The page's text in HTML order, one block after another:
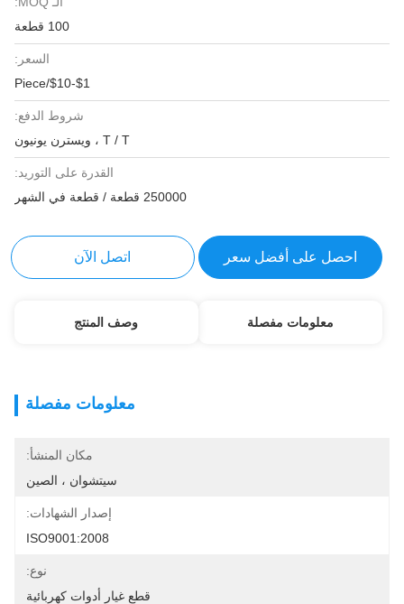
100 قطعة
السعر:
$1-$10/Piece
شروط الدفع:
T / T ، ويسترن يونيون
القدرة على التوريد:
250000 قطعة / قطعة في الشهر
احصل على أفضل سعر اتصل الآن
معلومات مفصلة وصف المنتج
معلومات مفصلة
مكان المنشأ:
سيتشوان ، الصين
إصدار الشهادات:
ISO9001:2008
نوع:
قطع غيار أدوات كهربائية